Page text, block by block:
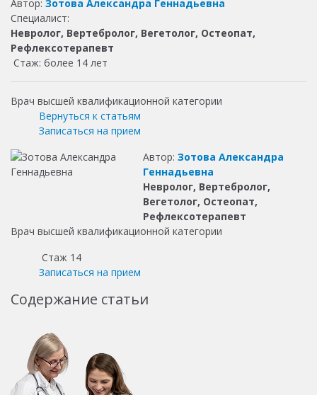
Автор: Зотова Александра Геннадьевна
Специалист:
Невролог, Вертебролог, Вегетолог, Остеопат,
Рефлексотерапевт
Стаж: более 14 лет
Врач высшей квалификационной категории
Вернуться к статьям
Записаться на прием
Автор: Зотова Александра
Геннадьевна
Невролог, Вертебролог,
Вегетолог, Остеопат,
Рефлексотерапевт
Врач высшей квалификационной категории
Стаж 14
Записаться на прием
Содержание статьи